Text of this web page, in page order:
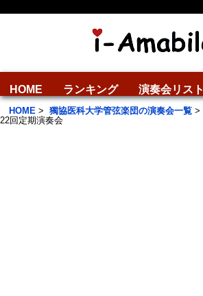
HOME ランキング 演奏会リスト
HOME > 獨協医科大学管弦楽団の演奏会一覧 >
22回定期演奏会